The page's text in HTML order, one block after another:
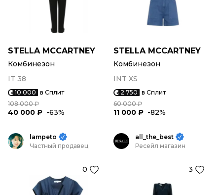
STELLA MCCARTNEY
Комбинезон
IT 38
10 000 в Сплит
108 000 ₽
40 000 ₽ -63%
STELLA MCCARTNEY
Комбинезон
INT XS
2 750 в Сплит
60 000 ₽
11 000 ₽ -82%
lampeto
Частный продавец
0
all_the_best
Ресейл магазин
3